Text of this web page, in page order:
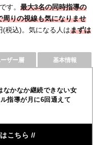
です。 最大3名の同時指導の
周りの視線も気になりませ
(税込)。気になる人はまずは
ザー層 基本情報
なかなか継続できない女
指導が月に6回通えて
こちら //